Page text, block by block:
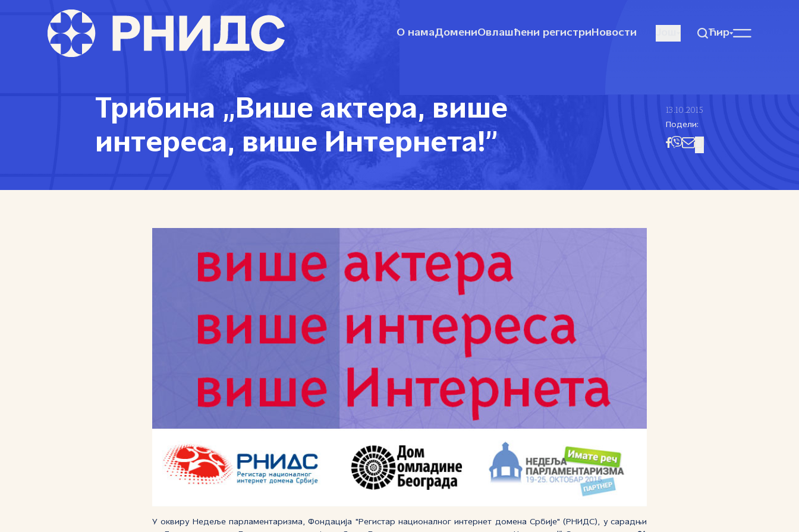
О намаДомениОвлашћени регистри Новости Ћир
Трибина „Више актера, више
интереса, више Интернета!”
13.10.2015
Подели:
У оквиру Недеље парламентаризма, Фондација "Регистар националног интернет домена Србије" (РНИДС), у сарадњи